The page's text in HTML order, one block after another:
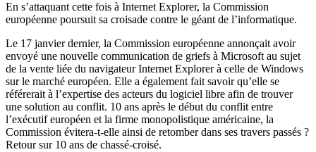
En s’attaquant cette fois à Internet Explorer, la Commission
européenne poursuit sa croisade contre le géant de l’informatique.
Le 17 janvier dernier, la Commission européenne annonçait avoir
envoyé une nouvelle communication de griefs à Microsoft au sujet
de la vente liée du navigateur Internet Explorer à celle de Windows
sur le marché européen. Elle a également fait savoir qu’elle se
référerait à l’expertise des acteurs du logiciel libre afin de trouver
une solution au conflit. 10 ans après le début du conflit entre
l’exécutif européen et la firme monopolistique américaine, la
Commission évitera-t-elle ainsi de retomber dans ses travers passés ?
Retour sur 10 ans de chassé-croisé.